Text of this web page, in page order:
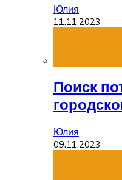
Юлия
11.11.2023
Поиск
Юлия
09.11.2023